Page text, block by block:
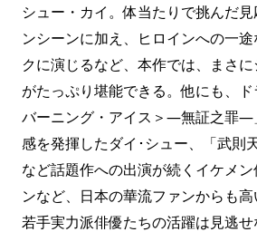
シュー・カイ。体当たりで挑んだ
ンシーンに加え、ヒロインへの一
クに演じるなど、本作では、まさ
がたっぷり堪能できる。他にも、ド
バーニング・アイス＞―無証之罪―
感を発揮したダイ･シュー、「武則
など話題作への出演が続くイケメ
ンなど、日本の華流ファンからも
若手実力派俳優たちの活躍は見逃せ